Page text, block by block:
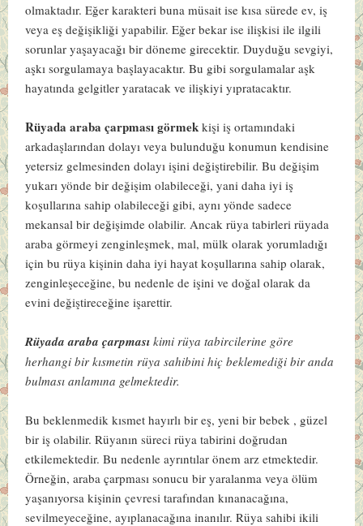
olmaktadır. Eğer karakteri buna müsait ise kısa sürede ev, iş
veya eş değişikliği yapabilir. Eğer bekar ise ilişkisi ile ilgili
sorunlar yaşayacağı bir döneme girecektir. Duyduğu sevgiyi,
aşkı sorgulamaya başlayacaktır. Bu gibi sorgulamalar aşk
hayatında gelgitler yaratacak ve ilişkiyi yıpratacaktır.
Rüyada araba çarpması görmekkişi iş ortamındaki
arkadaşlarından dolayı veya bulunduğu konumun kendisine
yetersiz gelmesinden dolayı işini değiştirebilir. Bu değişim
yukarı yönde bir değişim olabileceği, yani daha iyi iş
koşullarına sahip olabileceği gibi, aynı yönde sadece
mekansal bir değişimde olabilir. Ancak rüya tabirleri rüyada
araba görmeyi zenginleşmek, mal, mülk olarak yorumladığı
için bu rüya kişinin daha iyi hayat koşullarına sahip olarak,
zenginleşeceğine, bu nedenle de işini ve doğal olarak da
evini değiştireceğine işarettir.
Rüyada araba çarpmasıkimi rüya tabircilerine göre
herhangi bir kısmetin rüya sahibini hiç beklemediği bir anda
bulması anlamına gelmektedir.
Bu beklenmedik kısmet hayırlı bir eş, yeni bir bebek , güzel
bir iş olabilir. Rüyanın süreci rüya tabirini doğrudan
etkilemektedir. Bu nedenle ayrıntılar önem arz etmektedir.
Örneğin, araba çarpması sonucu bir yaralanma veya ölüm
yaşanıyorsa kişinin çevresi tarafından kınanacağına,
sevilmeyeceğine, ayıplanacağına inanılır. Rüya sahibi ikili